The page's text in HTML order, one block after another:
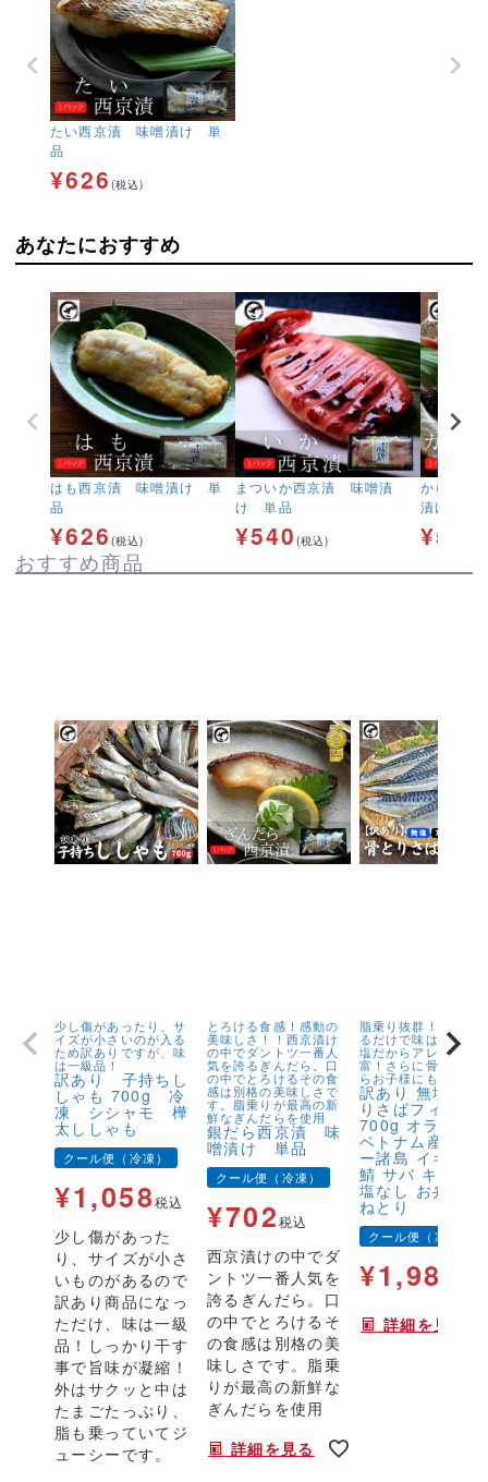
たい西京漬 味噌漬け 単
品
¥626(税込)
あなたにおすすめ
はも西京漬 味噌漬け 単
品
¥626(税込)
まついか西京漬 味噌漬
け 単品
¥540(税込)
からすか
漬け 単
¥540
おすすめ商品
少し傷があったり、サ
イズが小さいのが入る
ため訳ありですが、味
は一級品！
訳あり 子持ちし
しゃも 700g 冷
凍 シシャモ 樺
太ししゃも
クール便（冷凍）
¥1,058税込
少し傷があった
り、サイズが小さ
いものがあるので
訳あり商品になっ
ただけ、味は一級
品！しっかり干す
事で旨味が凝縮！
外はサクッと中は
たまごたっぷり、
脂も乗っていてジ
ューシーです。
とろける食感！感動の
美味しさ！！西京漬け
の中でダントツ一番人
気を誇るぎんだら。口
の中でとろけるその食
感は別格の美味しさで
す。脂乗りが最高の新
鮮なぎんだらを使用
銀だら西京漬 味
噌漬け 単品
クール便（冷凍）
¥702税込
西京漬けの中でダ
ントツ一番人気を
誇るぎんだら。口
の中でとろけるそ
の食感は別格の美
味しさです。脂乗
りが最高の新鮮な
ぎんだらを使用
詳細を見る
脂乗り抜群！キズが
るだけで味は1級品
塩だからアレンジが
富！さらに骨取りだ
らお子様にも安心！
訳あり 無塩 骨取
りさばフィーレ
700g オランダ
ベトナム産 フェ
ー諸島 イギリス
鯖 サバ キズ有
塩なし お弁当 ほ
ねとり
クール便（冷凍）
¥1,980
詳細を見る